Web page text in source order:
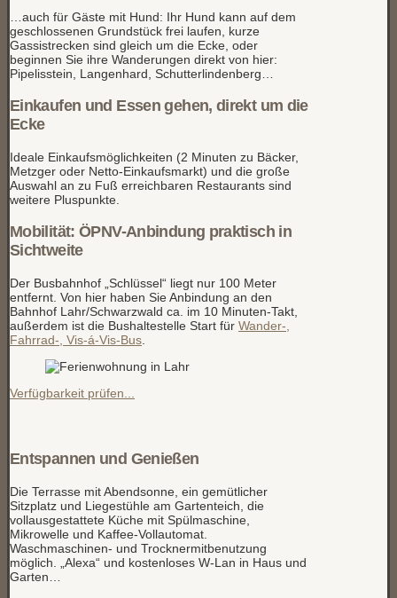
…auch für Gäste mit Hund: Ihr Hund kann auf dem
geschlossenen Grundstück frei laufen, kurze
Gassistrecken sind gleich um die Ecke, oder
beginnen Sie ihre Wanderungen direkt von hier:
Pipelisstein, Langenhard, Schutterlindenberg…
Einkaufen und Essen gehen, direkt um die
Ecke
Ideale Einkaufsmöglichkeiten (2 Minuten zu Bäcker,
Metzger oder Netto-Einkaufsmarkt) und die große
Auswahl an zu Fuß erreichbaren Restaurants sind
weitere Pluspunkte.
Mobilität: ÖPNV-Anbindung praktisch in
Sichtweite
Der Busbahnhof „Schlüssel“ liegt nur 100 Meter
entfernt. Von hier haben Sie Anbindung an den
Bahnhof Lahr/Schwarzwald ca. im 10 Minuten-Takt,
außerdem ist die Bushaltestelle Start für Wander-,
Fahrrad-, Vis-á-Vis-Bus
Verfügbarkeit prüfen...
Entspannen und Genießen
Die Terrasse mit Abendsonne, ein gemütlicher
Sitzplatz und Liegestühle am Gartenteich, die
vollausgestattete Küche mit Spülmaschine,
Mikrowelle und Kaffee-Vollautomat.
Waschmaschinen- und Trocknermitbenutzung
möglich. „Alexa“ und kostenloses W-Lan in Haus und
Garten…